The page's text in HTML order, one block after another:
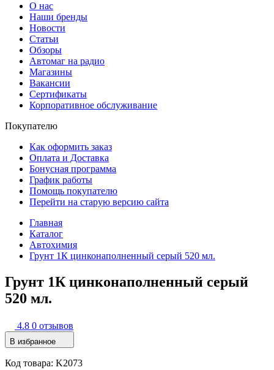
О нас
Наши бренды
Новости
Статьи
Обзоры
Автомаг на радио
Магазины
Вакансии
Сертификаты
Корпоративное обслуживание
Покупателю
Как оформить заказ
Оплата и Доставка
Бонусная программа
График работы
Помощь покупателю
Перейти на старую версию сайта
Главная
Каталог
Автохимия
Грунт 1К цинконаполненный серый 520 мл.
Грунт 1К цинконаполненный серый
520 мл.
4.8 0 отзывов
В избранное
Код товара: K2073